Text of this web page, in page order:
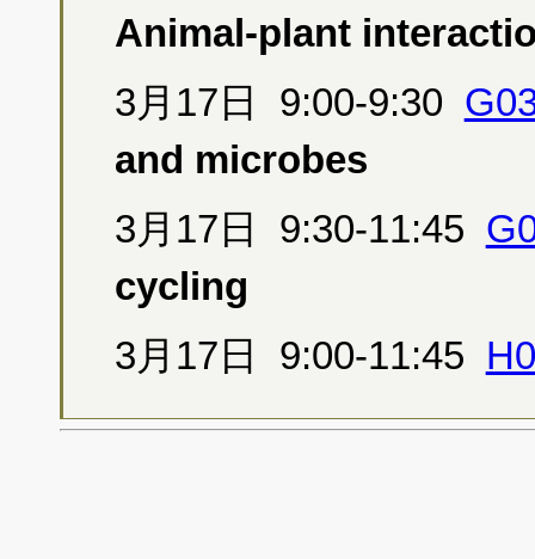
Animal-plant
3月17日 9:00-9:30
and microbes
3月17日 9:30-11:45
cycling
3月17日 9:00-11:45